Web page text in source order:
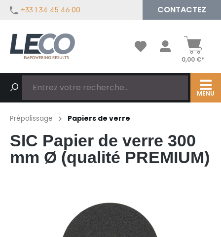
principal
+33 1 34 45 46 00 CONTACTEZ
MENU
0,00 €*
Prépolissage Papiers de verre
SIC Papier de verre 300
mm Ø (qualité PREMIUM)
Ignorer la galerie d'images